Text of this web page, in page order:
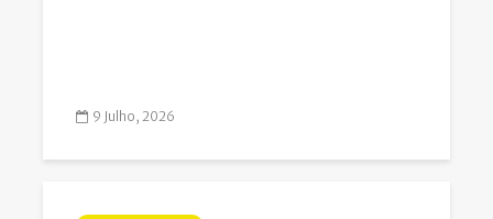
9 Julho, 2026